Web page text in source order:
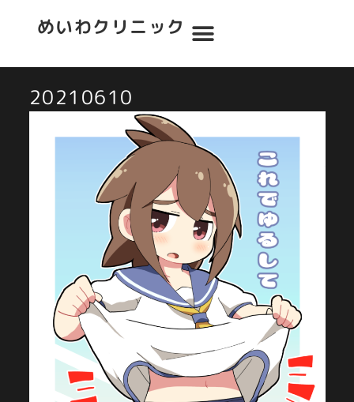
めいわクリニック
20210610